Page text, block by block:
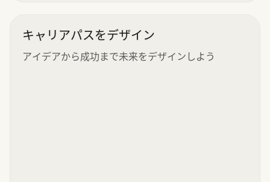
キャリアパスをデザイン
アイデアから成功まで未来をデザインしよう